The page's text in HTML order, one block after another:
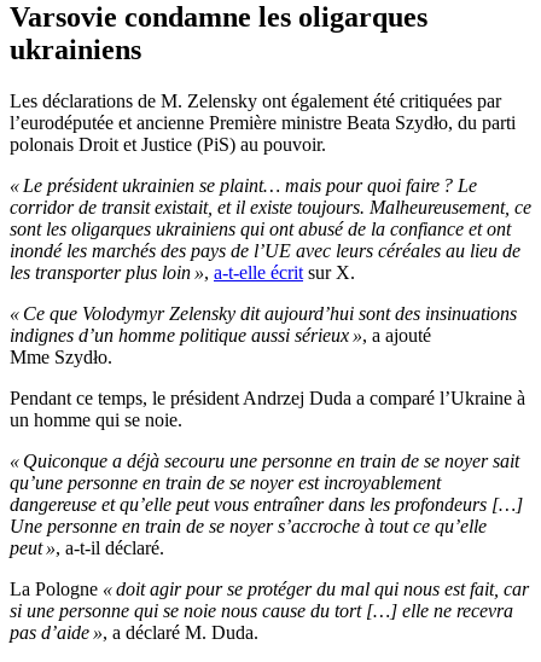
Varsovie condamne les oligarques
ukrainiens
Les déclarations de M. Zelensky ont également été critiquées par
l’eurodéputée et ancienne Première ministre Beata Szydło, du parti
polonais Droit et Justice (PiS) au pouvoir.
« Le président ukrainien se plaint… mais pour quoi faire ? Le
corridor de transit existait, et il existe toujours. Malheureusement, ce
sont les oligarques ukrainiens qui ont abusé de la confiance et ont
inondé les marchés des pays de l’UE avec leurs céréales au lieu de
les transporter plus loin », a-t-elle écrit sur X.
« Ce que Volodymyr Zelensky dit aujourd’hui sont des insinuations
indignes d’un homme politique aussi sérieux », a ajouté
Mme Szydło.
Pendant ce temps, le président Andrzej Duda a comparé l’Ukraine à
un homme qui se noie.
« Quiconque a déjà secouru une personne en train de se noyer sait
qu’une personne en train de se noyer est incroyablement
dangereuse et qu’elle peut vous entraîner dans les profondeurs […]
Une personne en train de se noyer s’accroche à tout ce qu’elle
peut », a-t-il déclaré.
La Pologne « doit agir pour se protéger du mal qui nous est fait, car
si une personne qui se noie nous cause du tort […] elle ne recevra
pas d’aide », a déclaré M. Duda.